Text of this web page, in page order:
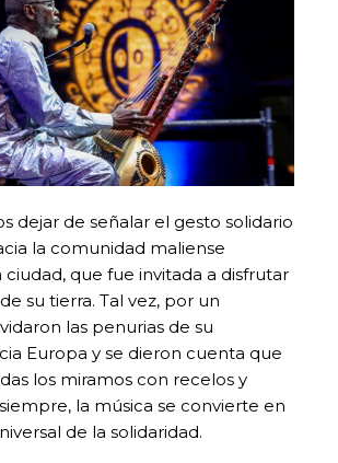
dejar de señalar el gesto solidario
la comunidad maliense
ciudad, que fue invitada a disfrutar
su tierra. Tal vez, por un
las penurias de su
Europa y se dieron cuenta que
los miramos con recelos y
la música se convierte en
de la solidaridad.